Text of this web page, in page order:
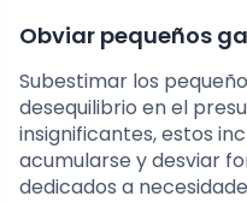
Obviar pequeños
Subestimar los
desequilibrio en el
insignificantes, estos
acumularse y desviar
dedicados a